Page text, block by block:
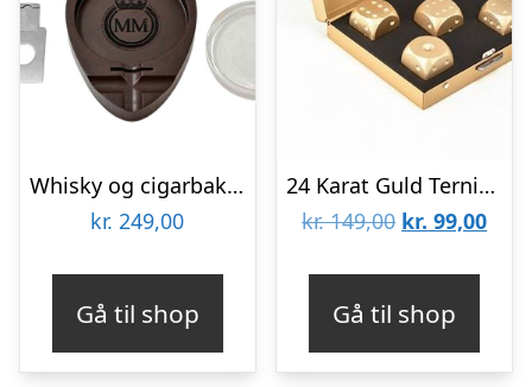
Whisky og cigarbakke – Coaster til whiskyglas
kr. 249,00
Gå til shop
24 Karat Guld Terninger
kr.149,00 Den
kr. 149,00.
kr. 99,00Den
kr.
Gå til shop